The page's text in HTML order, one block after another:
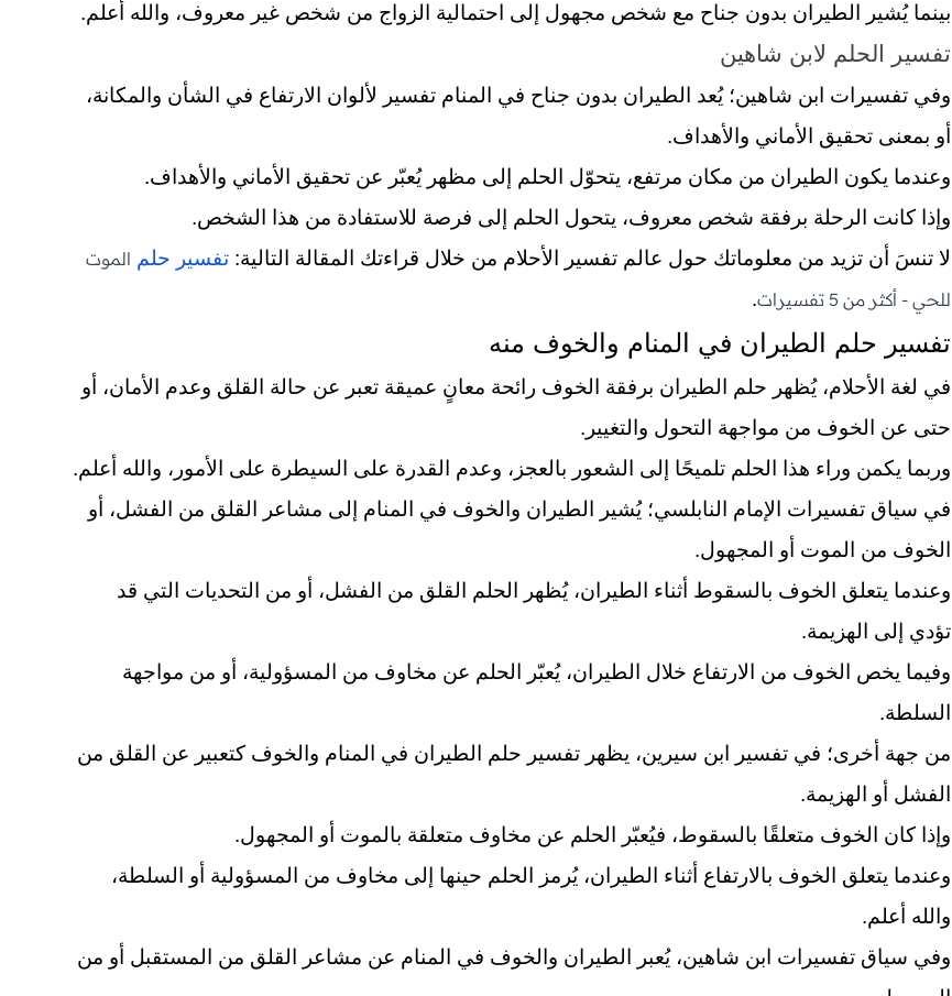
بينما يُشير الطيران بدون جناح مع شخص مجهول إلى احتمالية الزواج من شخص غير معروف، والله أعلم.
تفسير الحلم لابن شاهين
وفي تفسيرات ابن شاهين؛ يُعد الطيران بدون جناح في المنام تفسير لألوان الارتفاع في الشأن والمكانة،
أو بمعنى تحقيق الأماني والأهداف.
وعندما يكون الطيران من مكان مرتفع، يتحوّل الحلم إلى مظهر يُعبّر عن تحقيق الأماني والأهداف.
وإذا كانت الرحلة برفقة شخص معروف، يتحول الحلم إلى فرصة للاستفادة من هذا الشخص.
لا تنسَ أن تزيد من معلوماتك حول عالم تفسير الأحلام من خلال قراءتك المقالة التالية: تفسير حلم الموت
للحي - أكثر من 5 تفسيرات
.
تفسير حلم الطيران في المنام والخوف منه
في لغة الأحلام، يُظهر حلم الطيران برفقة الخوف رائحة معانٍ عميقة تعبر عن حالة القلق وعدم الأمان، أو
حتى عن الخوف من مواجهة التحول والتغيير.
وربما يكمن وراء هذا الحلم تلميحًا إلى الشعور بالعجز، وعدم القدرة على السيطرة على الأمور، والله أعلم.
في سياق تفسيرات الإمام النابلسي؛ يُشير الطيران والخوف في المنام إلى مشاعر القلق من الفشل، أو
الخوف من الموت أو المجهول.
وعندما يتعلق الخوف بالسقوط أثناء الطيران، يُظهر الحلم القلق من الفشل، أو من التحديات التي قد
تؤدي إلى الهزيمة.
وفيما يخص الخوف من الارتفاع خلال الطيران، يُعبّر الحلم عن مخاوف من المسؤولية، أو من مواجهة
السلطة.
من جهة أخرى؛ في تفسير ابن سيرين، يظهر تفسير حلم الطيران في المنام والخوف كتعبير عن القلق من
الفشل أو الهزيمة.
وإذا كان الخوف متعلقًا بالسقوط، فيُعبّر الحلم عن مخاوف متعلقة بالموت أو المجهول.
وعندما يتعلق الخوف بالارتفاع أثناء الطيران، يُرمز الحلم حينها إلى مخاوف من المسؤولية أو السلطة،
والله أعلم.
وفي سياق تفسيرات ابن شاهين، يُعبر الطيران والخوف في المنام عن مشاعر القلق من المستقبل أو من